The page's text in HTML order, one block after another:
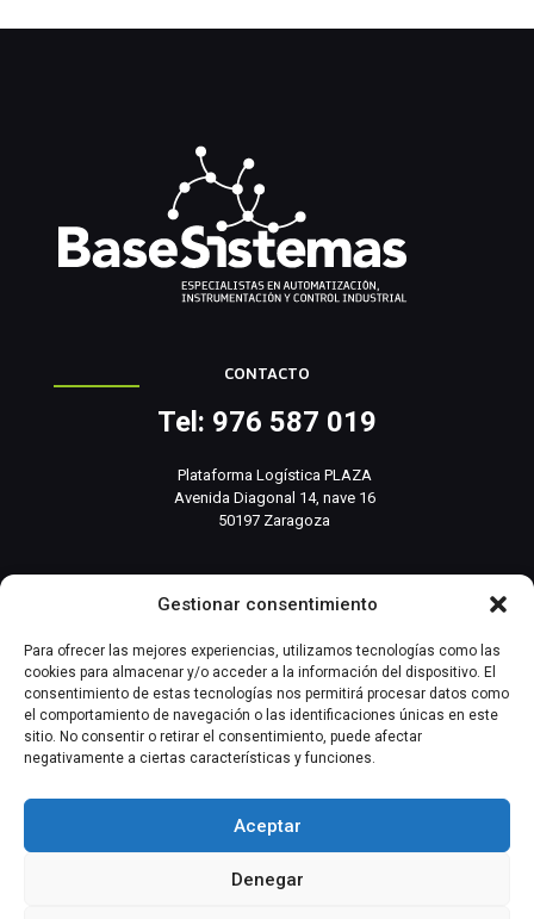
Gestionar consentimiento
Para ofrecer las mejores experiencias, utilizamos tecnologías como las
cookies para almacenar y/o acceder a la información del dispositivo. El
consentimiento de estas tecnologías nos permitirá procesar datos como
el comportamiento de navegación o las identificaciones únicas en este
sitio. No consentir o retirar el consentimiento, puede afectar
negativamente a ciertas características y funciones.
Aceptar
Denegar
CONTACTO
Tel: 976 587 019
Plataforma Logística PLAZA
Avenida Diagonal 14, nave 16
50197 Zaragoza
INFORMACIÓN RELEVANTE
Producto
Automatización Industrial